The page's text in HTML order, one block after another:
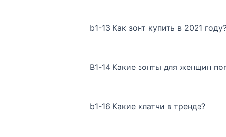
b1-13 Как зонт купить в 2021 году?
B1-14 Какие зонты для женщин
b1-16 Какие клатчи в тренде?